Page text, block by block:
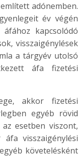
adónemben.
év végén
kapcsolódó
visszaigénylések
a tárgyév utolsó
áfa fizetési
akkor fizetési
egyéb rövid
esetben viszont,
visszaigénylési
követelésként